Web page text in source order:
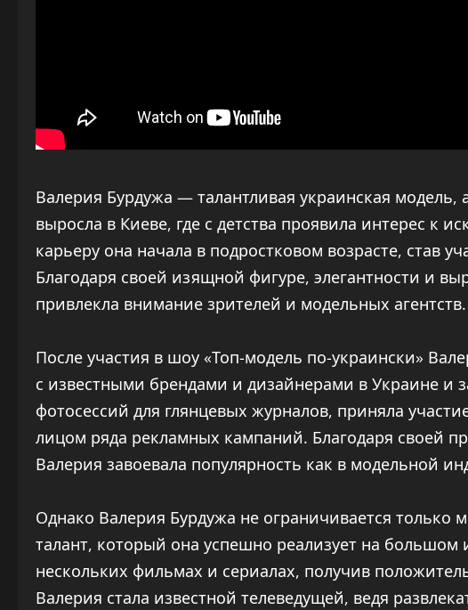
Валерия Бурдужа — талантливая украинская модель,
выросла в Киеве, где с детства проявила интерес к
карьеру она начала в подростковом возрасте, став
Благодаря своей изящной фигуре, элегантности и
привлекла внимание зрителей и модельных агентств.
После участия в шоу «Топ-модель по-украински»
с известными брендами и дизайнерами в Украине и
фотосессий для глянцевых журналов, приняла
лицом ряда рекламных кампаний. Благодаря своей
Валерия завоевала популярность как в модельной
Однако Валерия Бурдужа не ограничивается только
талант, который она успешно реализует на большом
нескольких фильмах и сериалах, получив
Валерия стала известной телеведущей, ведя